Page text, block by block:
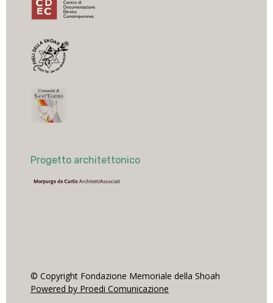
Progetto architettonico
© Copyright Fondazione Memoriale della Shoah
Powered by Proedi Comunicazione